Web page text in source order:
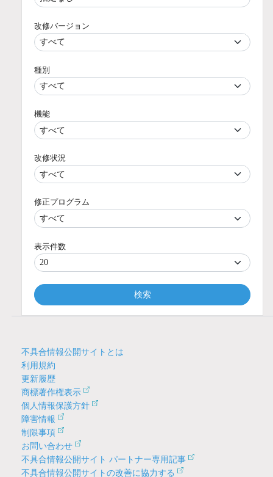
改修バージョン
種別
機能
改修状況
修正プログラム
表示件数
検索
不具合情報公開サイトとは
利用規約
更新履歴
商標著作権表示
個人情報保護方針
障害情報
制限事項
お問い合わせ
不具合情報公開サイト パートナー専用記事
不具合情報公開サイトの改善に協力する